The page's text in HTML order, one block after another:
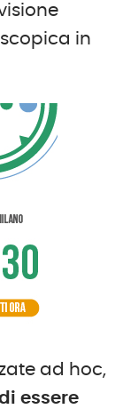
in
ad hoc,
essere